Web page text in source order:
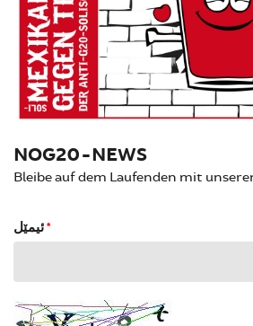
NOG20-NEWS
Bleibe auf dem Laufenden mit
*